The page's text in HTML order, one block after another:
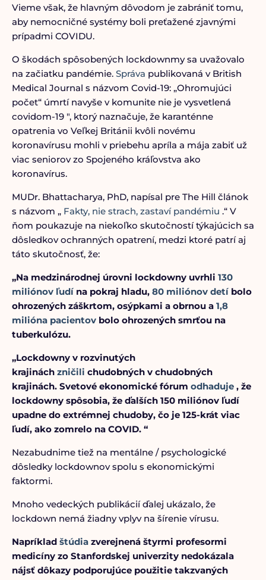
Vieme však, že hlavným dôvodom je zabrániť tomu,
aby nemocničné systémy boli preťažené zjavnými
prípadmi COVIDU.
O škodách spôsobených lockdownmy sa uvažovalo
na začiatku pandémie. Správa publikovaná v British
Medical Journal s názvom Covid-19: „Ohromujúci
počet“ úmrtí navyše v komunite nie je vysvetlená
covidom-19 ″, ktorý naznačuje, že karanténne
opatrenia vo Veľkej Británii kvôli novému
koronavírusu mohli v priebehu apríla a mája zabiť už
viac seniorov zo Spojeného kráľovstva ako
koronavírus.
MUDr. Bhattacharya, PhD, napísal pre The Hill článok
s názvom „ Fakty, nie strach, zastaví pandémiu .“ V
ňom poukazuje na niekoľko skutočností týkajúcich sa
dôsledkov ochranných opatrení, medzi ktoré patrí aj
táto skutočnosť, že:
„Na medzinárodnej úrovni lockdowny uvrhli 130
miliónov ľudína pokraj hladu, 80 miliónov detíbolo
ohrozených záškrtom, osýpkami a obrnou a 1,8
milióna pacientovbolo ohrozených smrťou na
tuberkulózu.
„Lockdowny v rozvinutých
krajinách zničili chudobných v chudobných
krajinách. Svetové ekonomické fórum odhaduje, že
lockdowny spôsobia, že ďalších 150 miliónov ľudí
upadne do extrémnej chudoby, čo je 125-krát viac
ľudí, ako zomrelo na COVID. “
Nezabudnime tiež na mentálne / psychologické
dôsledky lockdownov spolu s ekonomickými
faktormi.
Mnoho vedeckých publikácií ďalej ukázalo, že
lockdown nemá žiadny vplyv na šírenie vírusu.
Napríklad štúdiazverejnená štyrmi profesormi
medicíny zo Stanfordskej univerzity nedokázala
nájsť dôkazy podporujúce použitie takzvaných